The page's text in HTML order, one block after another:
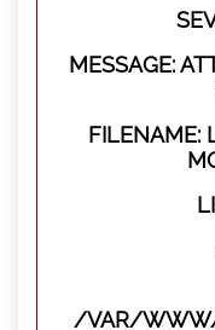
MESSAGE:
FILENAME:
/VAR/WWW/